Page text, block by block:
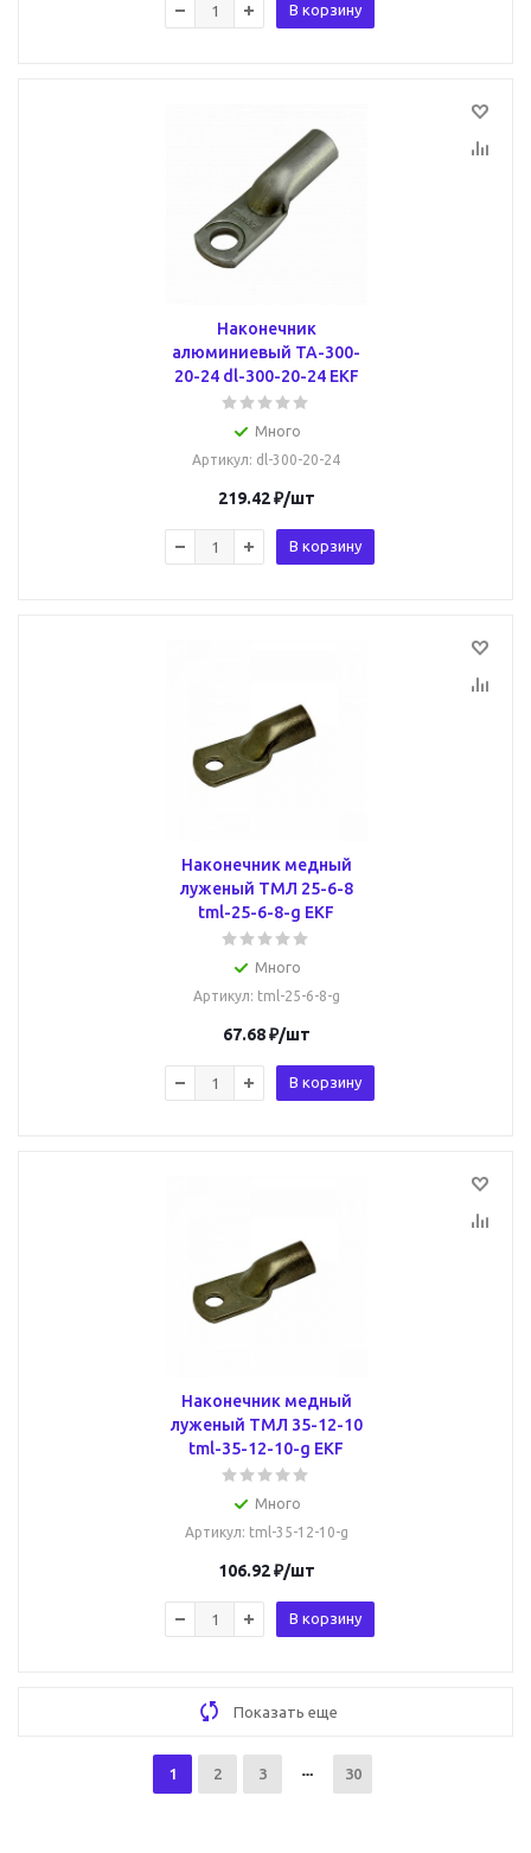
В корзину
Наконечник
алюминиевый ТА-300-
20-24 dl-300-20-24 EKF
Много
Артикул: dl-300-20-24
219.42₽/шт
В корзину
Наконечник медный
луженый ТМЛ 25-6-8
tml-25-6-8-g EKF
Много
Артикул: tml-25-6-8-g
67.68₽/шт
В корзину
Наконечник медный
луженый ТМЛ 35-12-10
tml-35-12-10-g EKF
Много
Артикул: tml-35-12-10-g
106.92₽/шт
В корзину
Показать еще
1 2 3 30